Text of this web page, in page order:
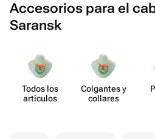
Accesorios para el
Saransk
Todos los
artículos
Colgantes y
collares